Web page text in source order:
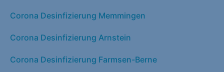
Corona Desinfizierung Memmingen
Corona Desinfizierung Arnstein
Corona Desinfizierung Farmsen-Berne